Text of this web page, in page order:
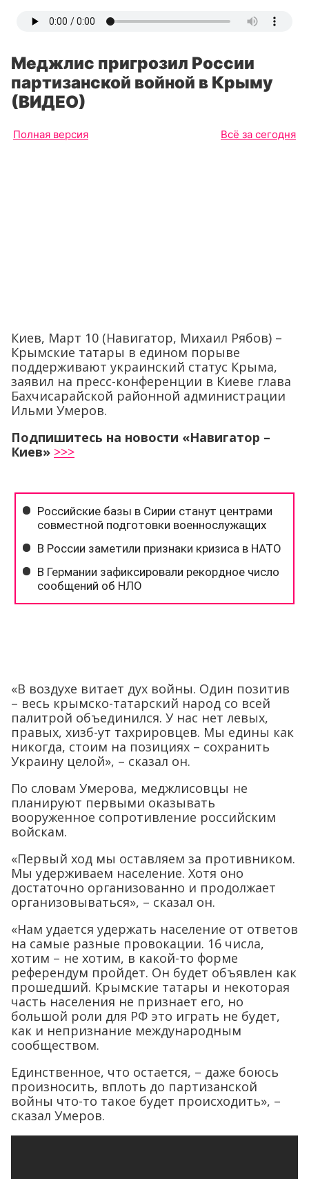
Меджлис пригрозил России
партизанской войной в Крыму
(ВИДЕО)
Полная версия Всё за сегодня
Киев, Март 10 (Навигатор, Михаил Рябов) –
Крымские татары в едином порыве
поддерживают украинский статус Крыма,
заявил на пресс-конференции в Киеве глава
Бахчисарайской районной администрации
Ильми Умеров.
Подпишитесь на новости «Навигатор –
Киев» >>>
«В воздухе витает дух войны. Один позитив
– весь крымско-татарский народ со всей
палитрой объединился. У нас нет левых,
правых, хизб-ут тахрировцев. Мы едины как
никогда, стоим на позициях – сохранить
Украину целой», – сказал он.
По словам Умерова, меджлисовцы не
планируют первыми оказывать
вооруженное сопротивление российским
войскам.
«Первый ход мы оставляем за противником.
Мы удерживаем население. Хотя оно
достаточно организованно и продолжает
организовываться», – сказал он.
«Нам удается удержать население от ответов
на самые разные провокации. 16 числа,
хотим – не хотим, в какой-то форме
референдум пройдет. Он будет объявлен как
прошедший. Крымские татары и некоторая
часть населения не признает его, но
большой роли для РФ это играть не будет,
как и непризнание международным
сообществом.
Единственное, что остается, – даже боюсь
произносить, вплоть до партизанской
войны что-то такое будет происходить», –
сказал Умеров.